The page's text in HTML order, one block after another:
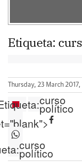
Etiqueta:
Thursday, 23 March 2017,
curso
político
curso
político